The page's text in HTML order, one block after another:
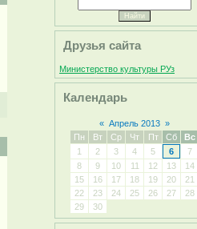
Друзья сайта
Министерство культуры РУз
Календарь
« Апрель 2013 »
Пн
Вт Ср Чт Пт Сб
Вс
1
2 3 4 5 6
7
8
9 10 11 12 13
14
15
16 17 18 19 20
21
22
23 24 25 26 27
28
29
30